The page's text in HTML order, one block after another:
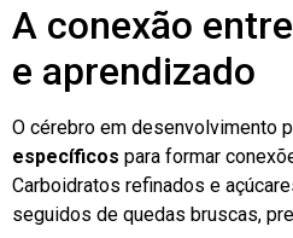
A conexão
e aprendizado
O cérebro em desenvolvimento
específicos para formar
Carboidratos refinados e
seguidos de quedas bruscas,